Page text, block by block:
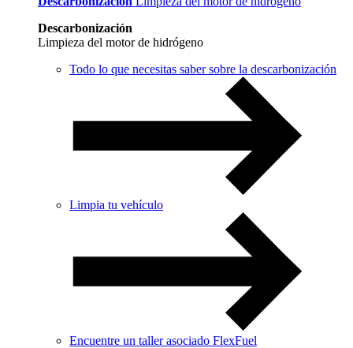
Descarbonización
Limpieza del motor de hidrógeno
Todo lo que necesitas saber sobre la descarbonización
Limpia tu vehículo
Encuentre un taller asociado FlexFuel